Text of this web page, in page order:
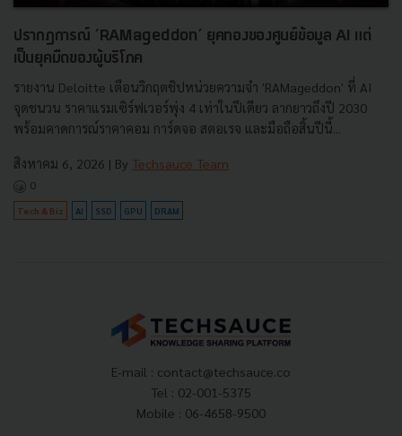
ปรากฏการณ์ ‘RAMageddon’ ยุคทองของศูนย์ข้อมูล AI แต่
เป็นยุคมืดของผู้บริโภค
รายงาน Deloitte เตือนวิกฤตชิปหน่วยความจำ 'RAMageddon' ที่ AI
จุดชนวน ราคาแรมเซิร์ฟเวอร์พุ่ง 4 เท่าในปีเดียว ลากยาวถึงปี 2030
พร้อมคาดการณ์ราคาคอม การ์ดจอ สตอเรจ และมือถือสิ้นปีนี้...
สิงหาคม 6, 2026 | By Techsauce Team
0
Tech & Biz AI SSD GPU DRAM
E-mail : contact@techsauce.co
Tel : 02-001-5375
Mobile : 06-4658-9500